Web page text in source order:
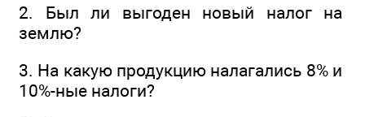
2. Был ли выгоден новый налог на
землю?
3. На какую продукцию налагались 8% и
10%-ные налоги?